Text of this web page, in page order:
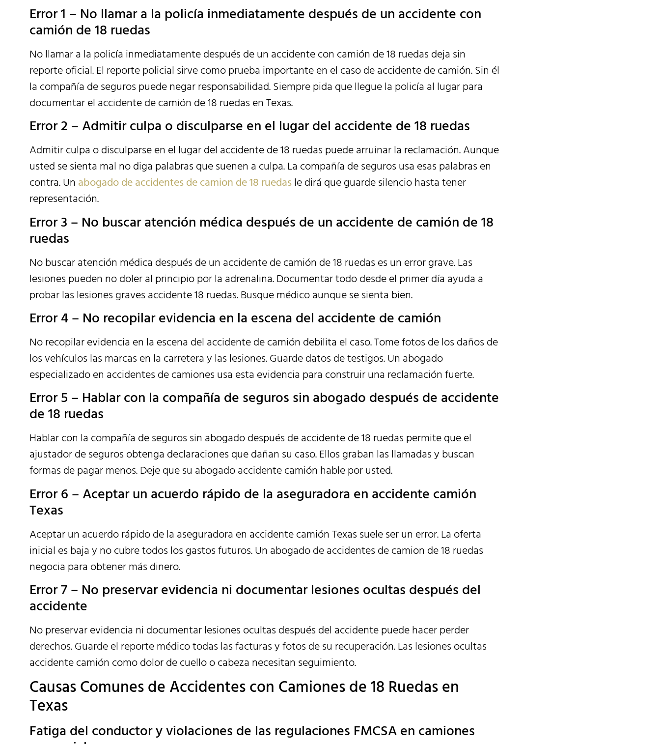
Error 1 – No llamar a la policía inmediatamente después de un accidente con
camión de 18 ruedas
No llamar a la policía inmediatamente después de un accidente con camión de 18 ruedas deja sin
reporte oficial. El reporte policial sirve como prueba importante en el caso de accidente de camión. Sin él
la compañía de seguros puede negar responsabilidad. Siempre pida que llegue la policía al lugar para
documentar el accidente de camión de 18 ruedas en Texas.
Error 2 – Admitir culpa o disculparse en el lugar del accidente de 18 ruedas
Admitir culpa o disculparse en el lugar del accidente de 18 ruedas puede arruinar la reclamación. Aunque
usted se sienta mal no diga palabras que suenen a culpa. La compañía de seguros usa esas palabras en
contra. Un abogado de accidentes de camion de 18 ruedasle dirá que guarde silencio hasta tener
representación.
Error 3 – No buscar atención médica después de un accidente de camión de 18
ruedas
No buscar atención médica después de un accidente de camión de 18 ruedas es un error grave. Las
lesiones pueden no doler al principio por la adrenalina. Documentar todo desde el primer día ayuda a
probar las lesiones graves accidente 18 ruedas. Busque médico aunque se sienta bien.
Error 4 – No recopilar evidencia en la escena del accidente de camión
No recopilar evidencia en la escena del accidente de camión debilita el caso. Tome fotos de los daños de
los vehículos las marcas en la carretera y las lesiones. Guarde datos de testigos. Un abogado
especializado en accidentes de camiones usa esta evidencia para construir una reclamación fuerte.
Error 5 – Hablar con la compañía de seguros sin abogado después de accidente
de 18 ruedas
Hablar con la compañía de seguros sin abogado después de accidente de 18 ruedas permite que el
ajustador de seguros obtenga declaraciones que dañan su caso. Ellos graban las llamadas y buscan
formas de pagar menos. Deje que su abogado accidente camión hable por usted.
Error 6 – Aceptar un acuerdo rápido de la aseguradora en accidente camión
Texas
Aceptar un acuerdo rápido de la aseguradora en accidente camión Texas suele ser un error. La oferta
inicial es baja y no cubre todos los gastos futuros. Un abogado de accidentes de camion de 18 ruedas
negocia para obtener más dinero.
Error 7 – No preservar evidencia ni documentar lesiones ocultas después del
accidente
No preservar evidencia ni documentar lesiones ocultas después del accidente puede hacer perder
derechos. Guarde el reporte médico todas las facturas y fotos de su recuperación. Las lesiones ocultas
accidente camión como dolor de cuello o cabeza necesitan seguimiento.
Causas Comunes de Accidentes con Camiones de 18 Ruedas en
Texas
Fatiga del conductor y violaciones de las regulaciones FMCSA en camiones